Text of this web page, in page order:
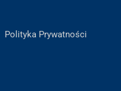
Polityka Prywatności